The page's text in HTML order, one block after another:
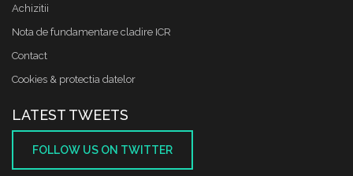
Achizitii
Nota de fundamentare cladire ICR
Contact
Cookies & protectia datelor
LATEST TWEETS
FOLLOW US ON TWITTER